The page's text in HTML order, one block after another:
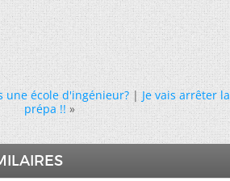
école d'ingénieur?|Je vais arrêter la
prépa !! »